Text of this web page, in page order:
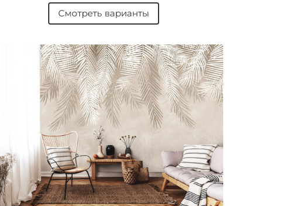
Смотреть варианты